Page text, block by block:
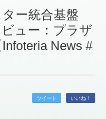
ー統合基盤
ビュー：プラザ
News #
ツイート いいね！